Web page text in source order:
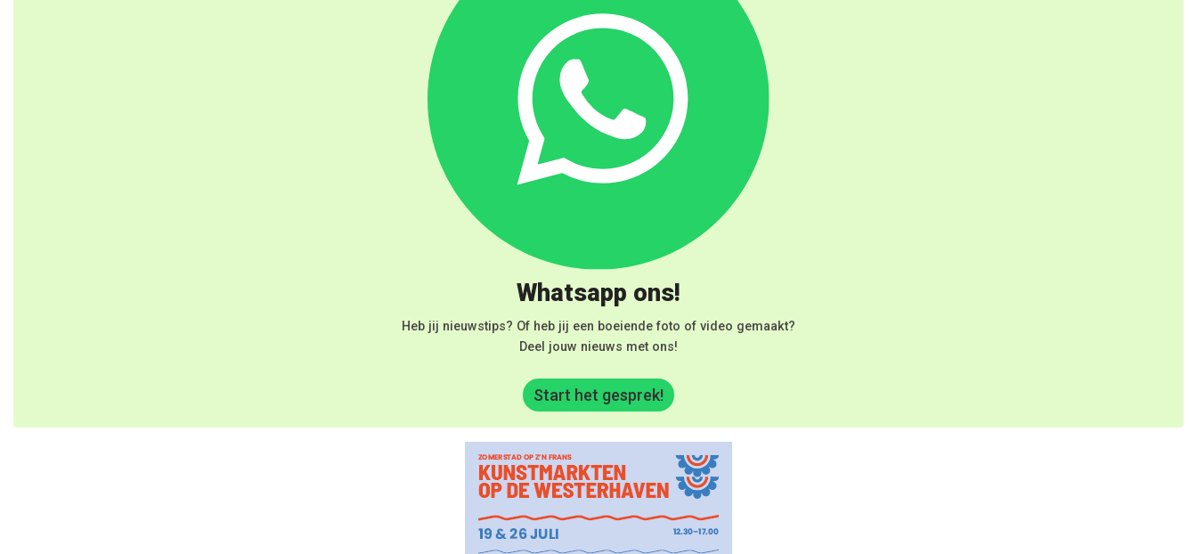
Whatsapp ons!
Heb jij nieuwstips? Of heb jij een boeiende foto of video gemaakt?
Deel jouw nieuws met ons!
Start het gesprek!